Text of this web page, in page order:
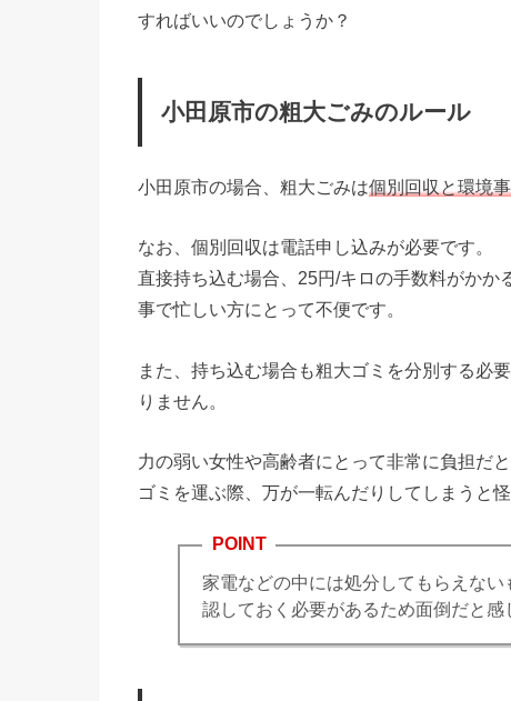
すればいいのでしょうか？
小田原市の粗大ごみのルール
小田原市の場合、粗大ごみは個別回収と環境
なお、個別回収は電話申し込みが必要です。
直接持ち込む場合、25円/キロの手数料がか
事で忙しい方にとって不便です。
また、持ち込む場合も粗大ゴミを分別する必
りません。
力の弱い女性や高齢者にとって非常に負担だと
ゴミを運ぶ際、万が一転んだりしてしまうと
POINT
家電などの中には処分してもらえな
認しておく必要があるため面倒だと感